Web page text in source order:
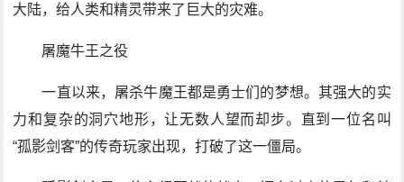
大陆，给人类和精灵带来了巨大的灾难。
屠魔牛王之役
一直以来，屠杀牛魔王都是勇士们的梦想。其强大的实
力和复杂的洞穴地形，让无数人望而却步。直到一位名叫
“孤影剑客”的传奇玩家出现，打破了这一僵局。